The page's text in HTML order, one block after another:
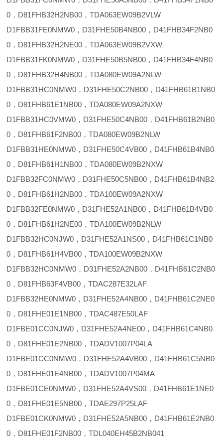
0，D81FHB32H2NB00，TDA063EW09B2VLW
D1FBB31FE0NMW0，D31FHE50B4NB00，D41FHB34F2NB0
0，D81FHB32H2NE00，TDA063EW09B2VXW
D1FBB31FK0NMW0，D31FHE50B5NB00，D41FHB34F4NB0
0，D81FHB32H4NB00，TDA080EW09A2NLW
D1FBB31HC0NMW0，D31FHE50C2NB00，D41FHB61B1NB0
0，D81FHB61E1NB00，TDA080EW09A2NXW
D1FBB31HC0VMW0，D31FHE50C4NB00，D41FHB61B2NB0
0，D81FHB61F2NB00，TDA080EW09B2NLW
D1FBB31HE0NMW0，D31FHE50C4VB00，D41FHB61B4NB0
0，D81FHB61H1NB00，TDA080EW09B2NXW
D1FBB32FC0NMW0，D31FHE50C5NB00，D41FHB61B4NB2
0，D81FHB61H2NB00，TDA100EW09A2NXW
D1FBB32FE0NMW0，D31FHE52A1NB00，D41FHB61B4VB0
0，D81FHB61H2NE00，TDA100EW09B2NLW
D1FBB32HC0NJW0，D31FHE52A1NS00，D41FHB61C1NB0
0，D81FHB61H4VB00，TDA100EW09B2NXW
D1FBB32HC0NMW0，D31FHE52A2NB00，D41FHB61C2NB0
0，D81FHB63F4VB00，TDAC287E32LAF
D1FBB32HE0NMW0，D31FHE52A4NB00，D41FHB61C2NE0
0，D81FHE01E1NB00，TDAC487E50LAF
D1FBE01CC0NJW0，D31FHE52A4NE00，D41FHB61C4NB0
0，D81FHE01E2NB00，TDADV1007P04LA
D1FBE01CC0NMW0，D31FHE52A4VB00，D41FHB61C5NB0
0，D81FHE01E4NB00，TDADV1007P04MA
D1FBE01CE0NMW0，D31FHE52A4VS00，D41FHB61E1NE0
0，D81FHE01E5NB00，TDAE297P25LAF
D1FBE01CK0NMW0，D31FHE52A5NB00，D41FHB61E2NB0
0，D81FHE01F2NB00，TDL040EH45B2NB041